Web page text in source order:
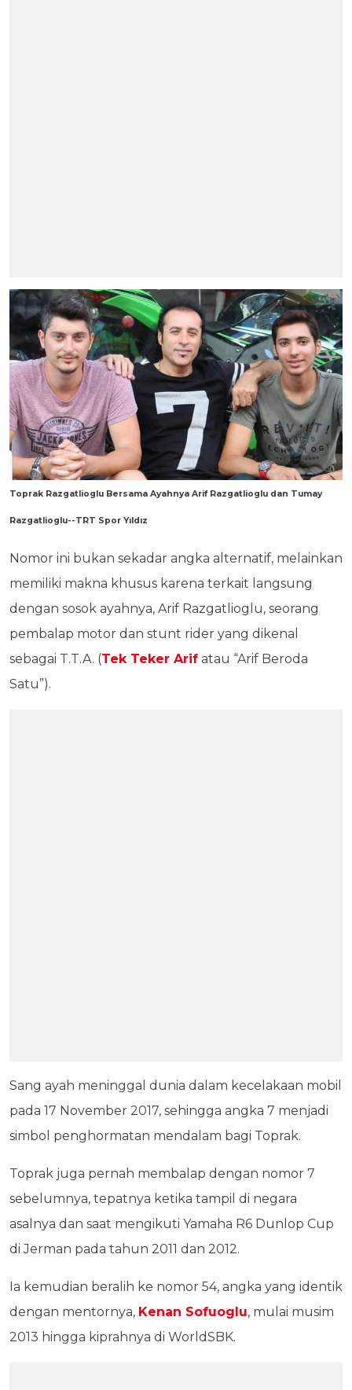
Toprak Razgatlioglu Bersama Ayahnya Arif Razgatlioglu dan Tumay
Razgatlioglu--TRT Spor Yıldız
Nomor ini bukan sekadar angka alternatif, melainkan
memiliki makna khusus karena terkait langsung
dengan sosok ayahnya, Arif Razgatlioglu, seorang
pembalap motor dan stunt rider yang dikenal
sebagai T.T.A. (Tek Teker Arif atau “Arif Beroda
Satu”).
Sang ayah meninggal dunia dalam kecelakaan mobil
pada 17 November 2017, sehingga angka 7 menjadi
simbol penghormatan mendalam bagi Toprak.
Toprak juga pernah membalap dengan nomor 7
sebelumnya, tepatnya ketika tampil di negara
asalnya dan saat mengikuti Yamaha R6 Dunlop Cup
di Jerman pada tahun 2011 dan 2012.
Ia kemudian beralih ke nomor 54, angka yang identik
dengan mentornya, Kenan Sofuoglu, mulai musim
2013 hingga kiprahnya di WorldSBK.